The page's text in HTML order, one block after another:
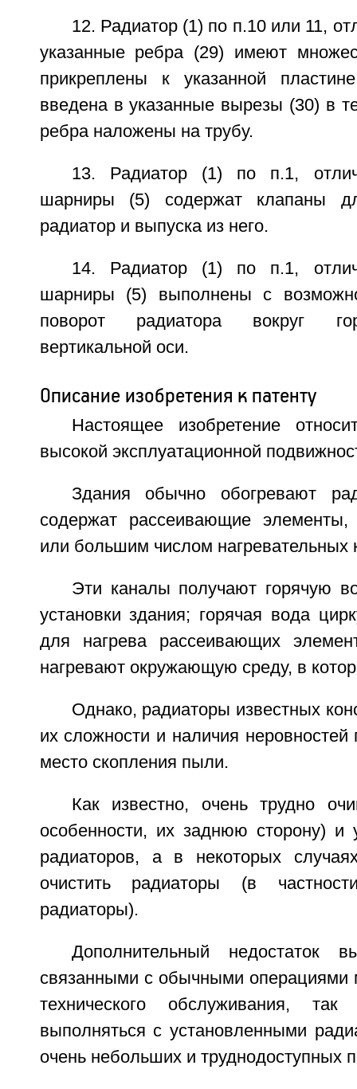
12. Радиатор (1) по п.10 или 11,
указанные ребра (29) имеют
прикреплены к указанной
введена в указанные вырезы (30) в
ребра наложены на трубу.
13. Радиатор (1) по п.1,
шарниры (5) содержат клапаны
радиатор и выпуска из него.
14. Радиатор (1) по п.1,
шарниры (5) выполнены с
поворот радиатора вокруг
вертикальной оси.
Описание изобретения к патенту
Настоящее изобретение
высокой эксплуатационной
Здания обычно обогревают
содержат рассеивающие
или большим числом нагревательных
Эти каналы получают горячую
установки здания; горячая вода
для нагрева рассеивающих
нагревают окружающую среду, в
Однако, радиаторы известных
их сложности и наличия
место скопления пыли.
Как известно, очень трудно
особенности, их заднюю сторону) и
радиаторов, а в некоторых
очистить радиаторы (в
радиаторы).
Дополнительный недостаток
связанными с обычными операциями
технического обслуживания,
выполняться с установленными
очень небольших и труднодоступных